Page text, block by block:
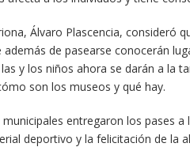
Álvaro Plascencia, consideró
de pasearse conocerán
y los niños ahora se darán a la
son los museos y qué hay.
entregaron los pases
deportivo y la felicitación de la